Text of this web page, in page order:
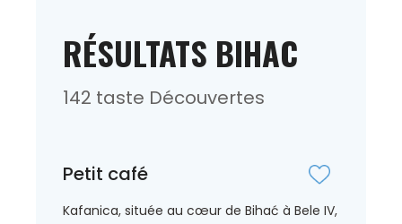
RÉSULTATS BIHAC
142 taste Découvertes
Petit café
Kafanica, située au cœur de Bihać à Bele IV,